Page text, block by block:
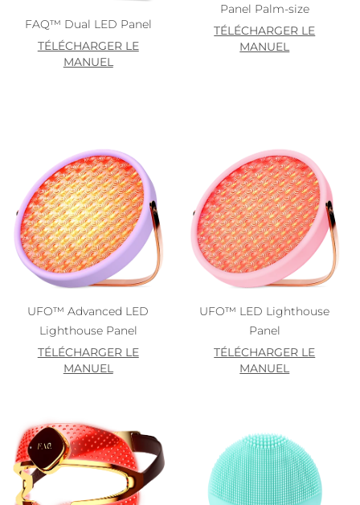
FAQ™ Dual LED Panel
TÉLÉCHARGER LE
MANUEL
Panel Palm-size
TÉLÉCHARGER LE
MANUEL
UFO™ Advanced LED
Lighthouse Panel
TÉLÉCHARGER LE
MANUEL
UFO™ LED Lighthouse
Panel
TÉLÉCHARGER LE
MANUEL